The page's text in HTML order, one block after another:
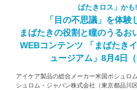
ばたきロス」かも
「目の不思議」を体験
まばたきの役割と瞳のうるお
WEBコンテンツ 「まばたき
ュージアム」8月4日
アイケア製品の総合メーカー米国ボシュロ
シュロム・ジャパン株式会社（東京都品川